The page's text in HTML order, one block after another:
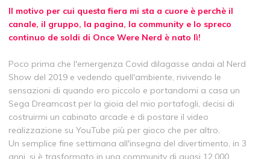
Il motivo per cui questa fiera mi sta a cuore è perchè il
canale, il gruppo, la pagina, la community e lo spreco
continuo de soldi di Once Were Nerd è nato lì!
Poco prima che l'emergenza Covid dilagasse andai al Nerd
Show del 2019 e vedendo quell'ambiente, rivivendo le
sensazioni di quando ero piccolo e portandomi a casa un
Sega Dreamcast per la gioia del mio portafogli, decisi di
costruirmi un cabinato arcade e di postare il video
realizzazione su YouTube più per gioco che per altro.
Un semplice fine settimana all'insegna del divertimento, in 3
anni, si è trasformato in una community di quasi 12.000